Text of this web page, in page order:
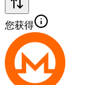
您获得